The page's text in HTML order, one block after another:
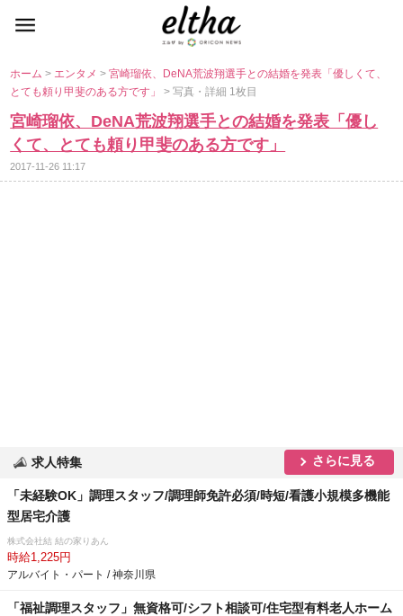
ホーム> エンタメ>宮崎瑠依、DeNA荒波翔選手との結婚を発表「優しくて、
とても頼り甲斐のある方です」> 写真・詳細 1枚目
宮崎瑠依、DeNA荒波翔選手との結婚を発表「優し
くて、とても頼り甲斐のある方です」
2017-11-26 11:17
求人特集 さらに見る
「未経験OK」調理スタッフ/調理師免許必須/時短/看護小規模多機能
型居宅介護
株式会社結 結の家りあん
時給1,225円
アルバイト・パート / 神奈川県
「福祉調理スタッフ」無資格可/シフト相談可/住宅型有料老人ホーム